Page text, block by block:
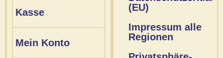
Kasse
Mein Konto
(EU)
Impressum alle
Regionen